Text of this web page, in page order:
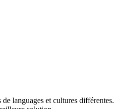
languages et cultures différentes.